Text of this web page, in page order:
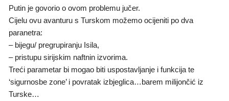
Putin je govorio o ovom problemu jučer.
Cijelu ovu avanturu s Turskom možemo ocijeniti po dva
paranetra:
– bijegu/ pregrupiranju Isila,
– pristupu sirijskim naftnin izvorima.
Treći parametar bi mogao biti uspostavljanje i funkcija te
‘sigurnosbe zone’ i povratak izbjeglica…barem milijončić iz
Turske…